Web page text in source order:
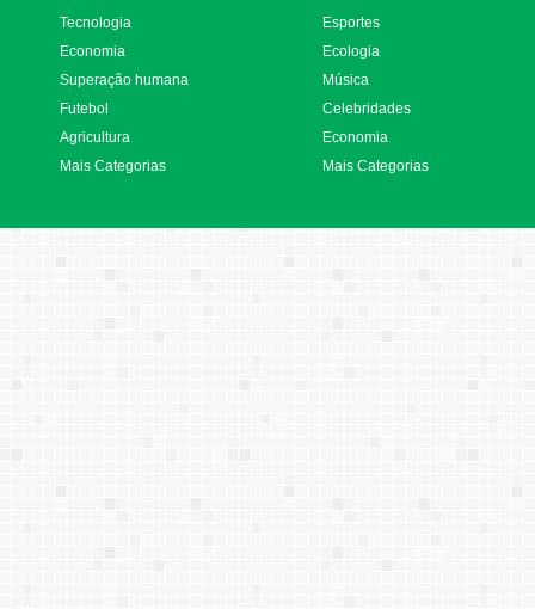
Tecnologia
Economia
Superação humana
Futebol
Agricultura
Mais Categorias
Esportes
Ecologia
Música
Celebridades
Economia
Mais Categorias